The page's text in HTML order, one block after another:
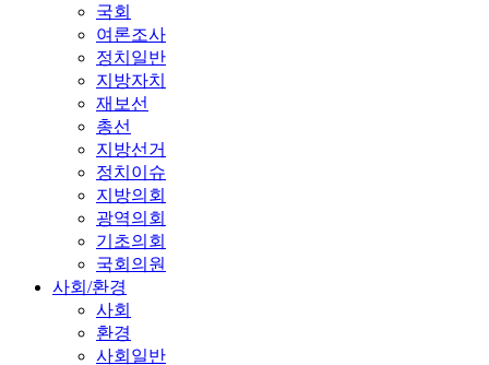
국회
여론조사
정치일반
지방자치
재보선
총선
지방선거
정치이슈
지방의회
광역의회
기초의회
국회의원
사회/환경
사회
환경
사회일반